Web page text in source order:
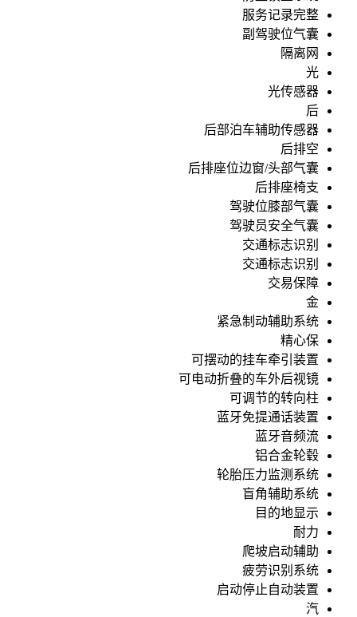
服务记录完整
副驾驶位气囊
隔离网
光
光传感器
后
后部泊车辅助传感器
后排空
后排座位边窗/头部气囊
后排座椅支
驾驶位膝部气囊
驾驶员安全气囊
交通标志识别
交通标志识别
交易保障
金
紧急制动辅助系统
精心保
可摆动的挂车牵引装置
可电动折叠的车外后视镜
可调节的转向柱
蓝牙免提通话装置
蓝牙音频流
铝合金轮毂
轮胎压力监测系统
盲角辅助系统
目的地显示
耐力
爬坡启动辅助
疲劳识别系统
启动停止自动装置
汽